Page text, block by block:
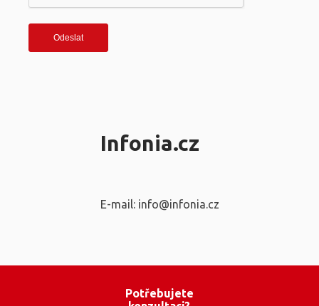
Infonia.cz
E-mail: info@infonia.cz
Potřebujete